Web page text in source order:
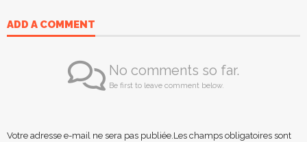
ADD A COMMENT
No comments so far.
Be first to leave comment below.
Votre adresse e-mail ne sera pas publiée.Les champs obligatoires sont